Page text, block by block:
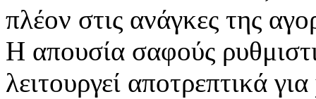
πλέον στις ανάγκες της
Η απουσία σαφούς
λειτουργεί αποτρεπτικά